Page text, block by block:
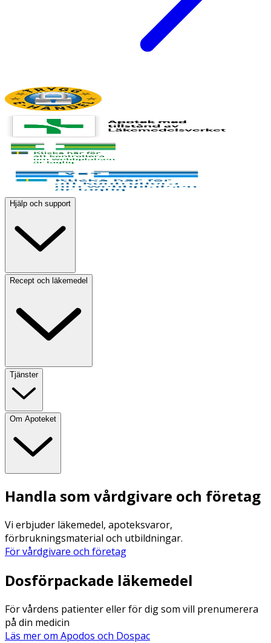
Hjälp och support
Recept och läkemedel
Tjänster
Om Apoteket
Handla som vårdgivare och företag
Vi erbjuder läkemedel, apoteksvaror,
förbrukningsmaterial och utbildningar.
För vårdgivare och företag
Dosförpackade läkemedel
För vårdens patienter eller för dig som vill prenumerera
på din medicin
Läs mer om Apodos och Dospac